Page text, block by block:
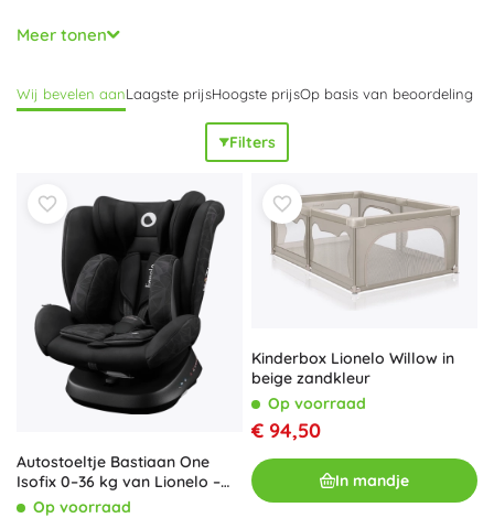
De producten van Lionelo leggen de nadruk op ergonomie
en betrouwbare veiligheid
geselecteerde modellen. Geselecteerd Lionelo-speelgoed
gebruikt stille rubberen wielen voor soepel rijden en
vloerbescherming, terwijl speelmatten en speelbogen de
zintuigen prikkelen en zowelfijne als grove motoriek
stimuleren. Alles voldoet aan strenge Europese normen en
is klaar voor intensief dagelijks gebruik. Het speelgoed van
Lionelo verrast ook door praktische details: afneembare en
wasbare hoezen, eenvoudig onderhoud, compact en licht
van gewicht voor op reis en in kleine ruimtes. De neutrale
kleuren en moderne uitstraling passen perfect in de
kinderkamer, terwijl duurzame materialen zorgen voor een
lange levensduur. Kies voor Lionelo-speelgoed dat
kwaliteit,comfortenslim designcombineert voor elke dag
plezier voor de allerkleinsten.
Meer tonen
Wij bevelen aanLaagste prijsHoogste prijsOp basis van beoordeling
Filters
Autostoeltje Bastiaan One
Isofix 0–36 kg van Lionelo –
Black onyx
Op voorraad
Kinderbox Lionelo Willow in
beige zandkleur
Op voorraad
€ 94,50
In mandje